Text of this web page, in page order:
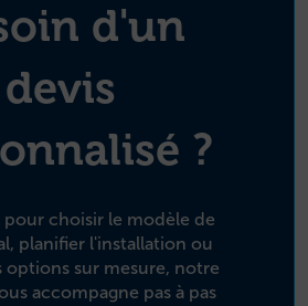
d'un
devis
?
pour choisir le modèle de
planifier l'installation ou
options sur mesure, notre
accompagne pas à pas